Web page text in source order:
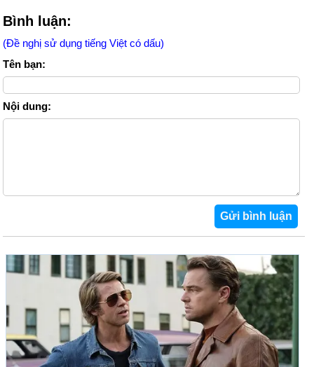
Bình luận:
(Đề nghị sử dụng tiếng Việt có dấu)
Tên bạn:
Nội dung: